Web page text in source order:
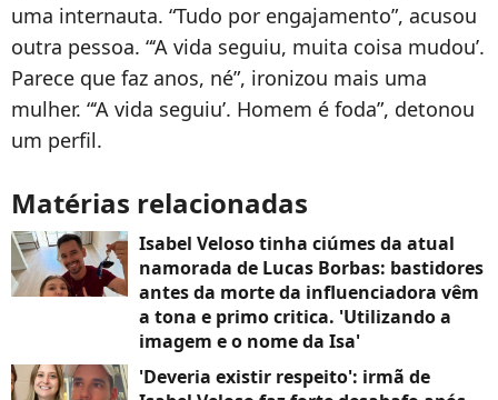
uma internauta. “Tudo por engajamento”, acusou
outra pessoa. “‘A vida seguiu, muita coisa mudou’.
Parece que faz anos, né”, ironizou mais uma
mulher. “‘A vida seguiu’. Homem é foda”, detonou
um perfil.
Matérias relacionadas
Isabel Veloso tinha ciúmes da atual
namorada de Lucas Borbas: bastidores
antes da morte da influenciadora vêm
a tona e primo critica. 'Utilizando a
imagem e o nome da Isa'
'Deveria existir respeito': irmã de